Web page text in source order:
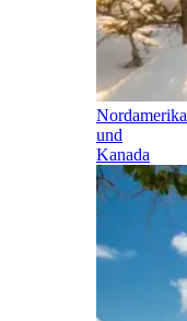
Nordamerika
und
Kanada